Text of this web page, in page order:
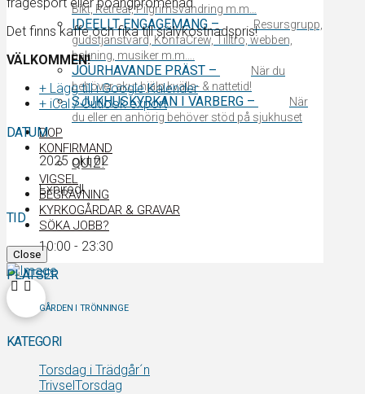
Bikt, Retreat, Pilgrimsvandring m.m…
IDEELLT ENGAGEMANG –
Resursgrupp,
gudstjänstvärd, KonfaCrew, Tilltro, webben,
bakning, musiker m.m….
JOURHAVANDE PRÄST –
När du
behöver akut hjälp kvälls- & nattetid!
SJUKHUSKYRKAN I VARBERG –
När
du eller en anhörig behöver stöd på sjukhuset
DOP
KONFIRMAND
QUIZ!
VIGSEL
BEGRAVNING
KYRKOGÅRDAR & GRAVAR
SÖKA JOBB?
Close
Det finns kaffe och fika till självkostnadspris!
VÄLKOMMEN!
+ Lägg till i Google Kalender
+ iCal / Outlook export
DATUM
2025 okt 02
Expired!
TID
10:00 - 23:30
PLATSER
GÅRDEN I TRÖNNINGE
KATEGORI
Torsdag i Trädgår´n
TrivselTorsdag